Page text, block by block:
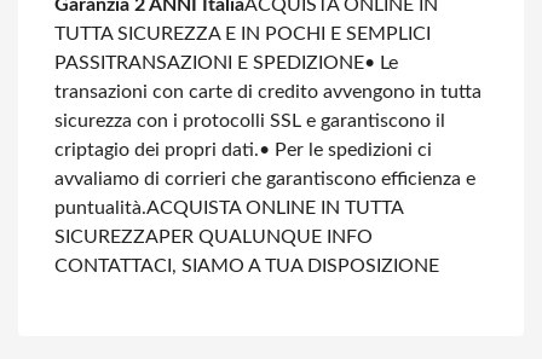
Garanzia 2 ANNI ItaliaACQUISTA ONLINE IN
TUTTA SICUREZZA E IN POCHI E SEMPLICI
PASSI TRANSAZIONI E SPEDIZIONE• Le
transazioni con carte di credito avvengono in tutta
sicurezza con i protocolli SSL e garantiscono il
criptagio dei propri dati.• Per le spedizioni ci
avvaliamo di corrieri che garantiscono efficienza e
puntualità.ACQUISTA ONLINE IN TUTTA
SICUREZZAPER QUALUNQUE INFO
CONTATTACI, SIAMO A TUA DISPOSIZIONE